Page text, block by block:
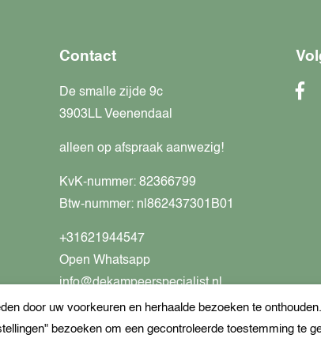
Contact
De smalle zijde 9c
3903LL Veenendaal
alleen op afspraak aanwezig!
KvK-nummer: 82366799
Btw-nummer: nl862437301B01
+31621944547
Open Whatsapp
info@dekampeerspecialist.nl
door uw voorkeuren en herhaalde bezoeken te
bezoeken om een gecontroleerde toestemming te